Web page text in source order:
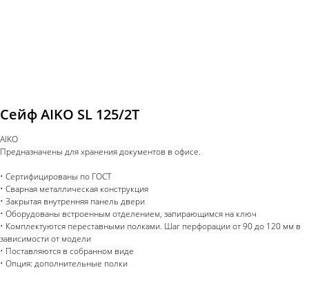
Сейф AIKO SL 125/2Т
AIKO
Предназначены для хранения документов в офисе.
• Сертифицированы по ГОСТ
• Сварная металлическая конструкция
• Закрытая внутренняя панель двери
• Оборудованы встроенным отделением, запирающимся на ключ
• Комплектуются переставными полками. Шаг перфорации от 90 до 120 мм в
зависимости от модели
• Поставляются в собранном виде
• Опция: дополнительные полки